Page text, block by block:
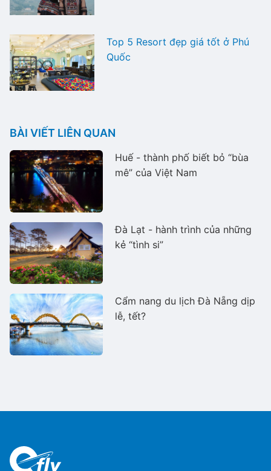
Top 5 Resort đẹp giá tốt ở Phú
Quốc
BÀI VIẾT LIÊN QUAN
Huế - thành phố biết bỏ “bùa
mê” của Việt Nam
Đà Lạt - hành trình của những
kẻ “tình si”
Cẩm nang du lịch Đà Nẵng dịp
lễ, tết?